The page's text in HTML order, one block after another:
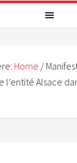
Home /
l’entité Alsace